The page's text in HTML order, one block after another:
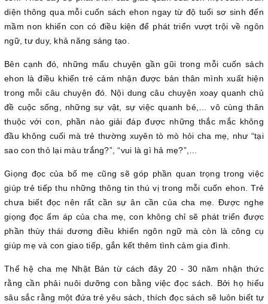
diện thông qua mỗi cuốn sách ehon ngay từ độ tuổi sơ sinh đến
mầm non khiến con có điều kiện để phát triển vượt trội về ngôn
ngữ, tư duy, khả năng sáng tạo.
Bên cạnh đó, những mẩu chuyện gần gũi trong mỗi cuốn sách
ehon là điều khiến trẻ cảm nhận được bản thân mình xuất hiện
trong mỗi câu chuyện đó. Nội dung câu chuyện xoay quanh chủ
đề cuộc sống, những sự vật, sự việc quanh bé,… vô cùng thân
thuộc với con, phần nào giải đáp được những thắc mắc không
đầu không cuối mà trẻ thường xuyên tò mò hỏi cha mẹ, như “tại
sao con thỏ lại màu trắng?”, “vui là gì hả mẹ?”,…
Giọng đọc của bố mẹ cũng sẽ góp phần quan trọng trong việc
giúp trẻ tiếp thu những thông tin thú vị trong mỗi cuốn ehon. Trẻ
chưa biết đọc nên rất cần sự ân cần của cha mẹ. Được nghe
giọng đọc ấm áp của cha mẹ, con không chỉ sẽ phát triển được
phần thùy thái dương điều khiển ngôn ngữ mà còn là công cụ
giúp mẹ và con giao tiếp, gắn kết thêm tình cảm gia đình.
Thế hệ cha mẹ Nhật Bản từ cách đây 20 - 30 năm nhận thức
rằng cần phải nuôi dưỡng con bằng việc đọc sách. Bởi họ hiểu
sâu sắc rằng một đứa trẻ yêu sách, thích đọc sách sẽ luôn biết tự